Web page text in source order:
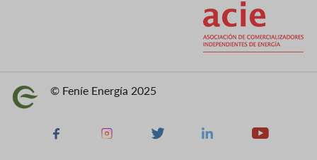
Image © Feníe Energía 2025
Facebook Instagram X Linkedin Youtube